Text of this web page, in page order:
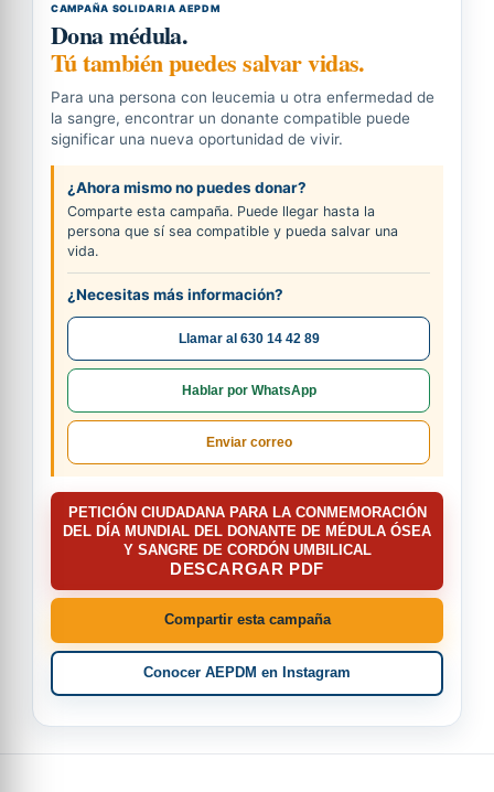
CAMPAÑA SOLIDARIA AEPDM
Dona médula.
Tú también puedes salvar vidas.
Para una persona con leucemia u otra enfermedad de
la sangre, encontrar un donante compatible puede
significar una nueva oportunidad de vivir.
¿Ahora mismo no puedes donar?
Comparte esta campaña. Puede llegar hasta la
persona que sí sea compatible y pueda salvar una
vida.
¿Necesitas más información?
Llamar al 630 14 42 89
Hablar por WhatsApp
Enviar correo
PETICIÓN CIUDADANA PARA LA CONMEMORACIÓN
DEL DÍA MUNDIAL DEL DONANTE DE MÉDULA ÓSEA
Y SANGRE DE CORDÓN UMBILICAL
DESCARGAR PDF
Compartir esta campaña
Conocer AEPDM en Instagram